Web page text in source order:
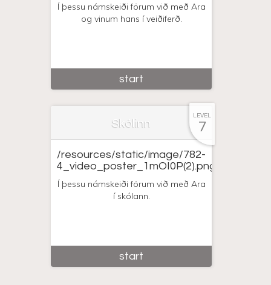
Í þessu námskeiði förum við með Ara
og vinum hans í veiðiferð.
start
LEVEL
7
Skólinn
/resources/static/image/782-
4_video_poster_1mOI0P(2).png
Í þessu námskeiði förum við með Ara
í skólann.
start